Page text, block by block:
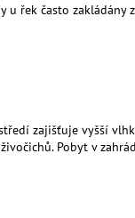
řek často
zajišťuje vyšší
Pobyt v